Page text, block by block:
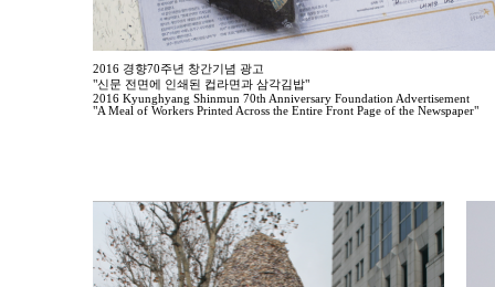
2016 경향70주년 창간기념 광고
"신문 전면에 인쇄된 컵라면과 삼각김밥"
2016 Kyunghyang Shinmun 70th Anniversary Foundation Advertisement
"A Meal of Workers Printed Across the Entire Front Page of the Newspaper"